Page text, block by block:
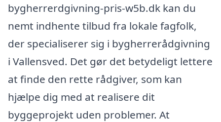
bygherrerdgivning-pris-w5b.dk kan du
nemt indhente tilbud fra lokale fagfolk,
der specialiserer sig i bygherrerådgivning
i Vallensved. Det gør det betydeligt lettere
at finde den rette rådgiver, som kan
hjælpe dig med at realisere dit
byggeprojekt uden problemer. At